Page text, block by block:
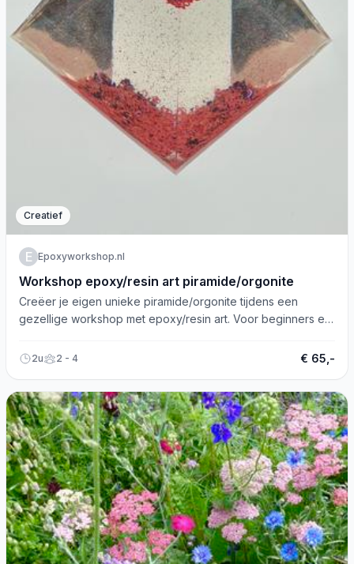
Creatief
E Epoxyworkshop.nl
Workshop epoxy/resin art piramide/orgonite
Creëer je eigen unieke piramide/orgonite tijdens een
gezellige workshop met epoxy/resin art. Voor beginners en
2u 2 - 4 € 65,-